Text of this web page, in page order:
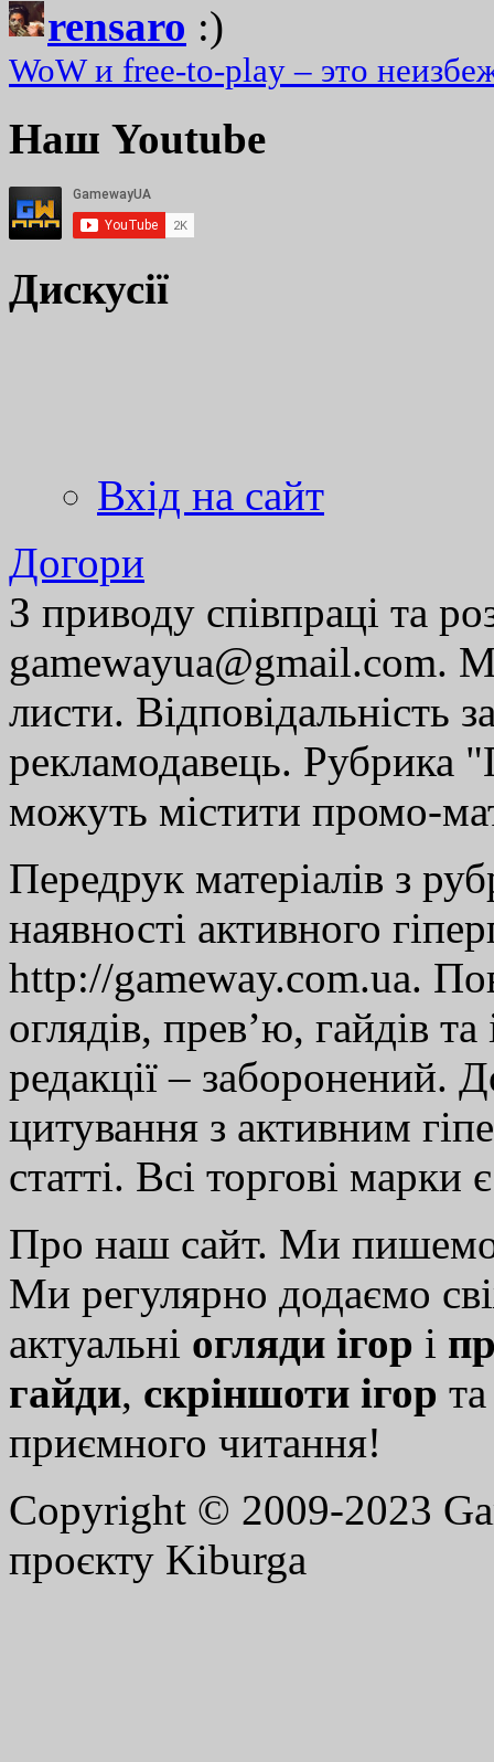
rensaro :)
WoW и free-to-play – это
Наш Youtube
Дискусії
Вхід на сайт
Догори
З приводу співпраці та
gamewayua@gmail.com.
листи. Відповідальність
рекламодавець. Рубрика
можуть містити промо-
Передрук матеріалів з
наявності активного
http://gameway.com.ua.
оглядів, прев’ю, гайдів
редакції – заборонений.
цитування з активним
статті. Всі торгові марки
Про наш сайт. Ми
Ми регулярно додаємо
актуальні огляди ігор і
гайди, скріншоти ігор
приємного читання!
Copyright © 2009-2023
проєкту Kiburga